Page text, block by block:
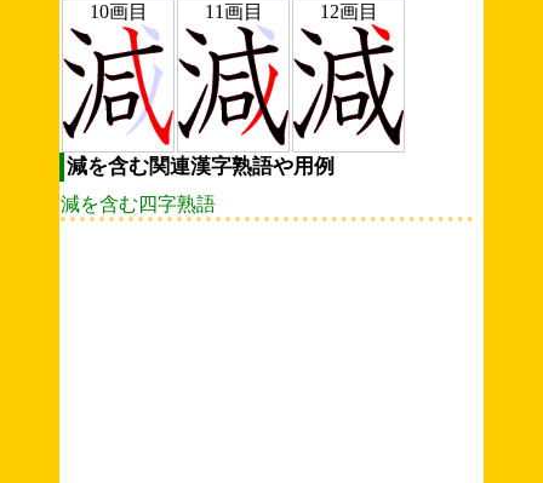
10画目 11画目 12画目
減を含む関連漢字熟語や用例
減を含む四字熟語